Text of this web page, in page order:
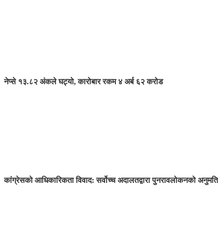
नेप्से १३.८२ अंकले घट्यो, कारोबार रकम ४ अर्ब ६२ करोड
कांग्रेसको आधिकारिकता विवाद: सर्वोच्च अदालतद्वारा पुनरावलोकनको अनुमति